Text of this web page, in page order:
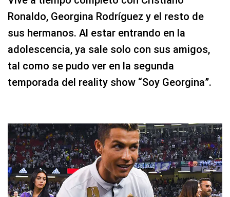
Ronaldo, Georgina Rodríguez y el resto de
sus hermanos. Al estar entrando en la
adolescencia, ya sale solo con sus amigos,
tal como se pudo ver en la segunda
temporada del reality show “Soy Georgina”.